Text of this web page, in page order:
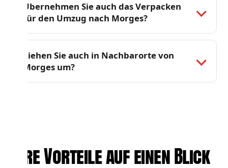
Übernehmen Sie auch das Verpacken
für den Umzug nach Morges?
Ziehen Sie auch in Nachbarorte von
Morges um?
Ihre Vorteile auf einen Blick